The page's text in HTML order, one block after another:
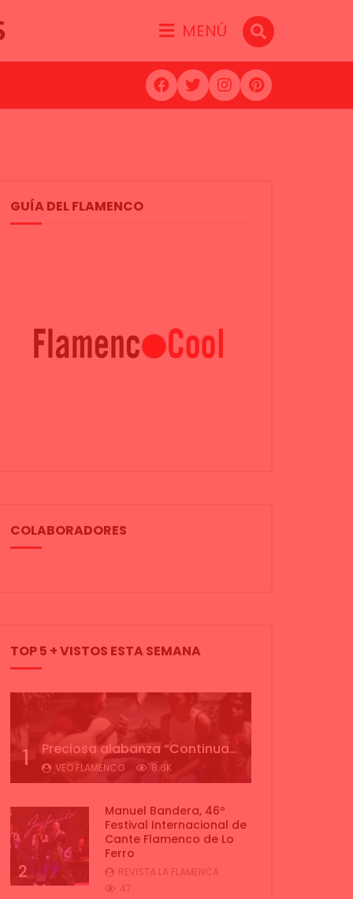
MENÚ
GUÍA DEL FLAMENCO
COLABORADORES
TOP 5 + VISTOS ESTA SEMANA
1 Preciosa alabanza “Continua” cantada por ALBA CORTES acompañada de IVAN a la guitarra | VEOFLAMENCO
VEO FLAMENCO 8.6K
2
Manuel Bandera, 46º
Festival Internacional de
Cante Flamenco de Lo
Ferro
REVISTA LA FLAMENCA
47